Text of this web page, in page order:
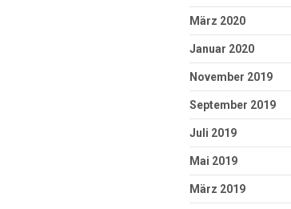
März 2020
Januar 2020
November 2019
September 2019
Juli 2019
Mai 2019
März 2019